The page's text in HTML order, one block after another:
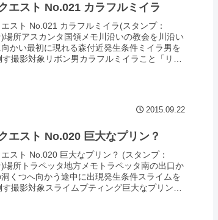
エスト No.021 カラフルミイラ
スト No.021 カラフルミイラ(スタンプ：
所アスカンタ国領メモ川沿いの教会を川沿い
かい最初に現れる森付近発生条件ミイラ男を
撮影対象リボン男カラフルミイラこと「リボ
2015.09.22
エスト No.020 巨大なプリン？
スト No.020 巨大なプリン？ (スタンプ：
所トラペッタ地方メモトラペッタ南の出口か
洞くつへ向かう途中に出現発生条件スライムを
撮影対象スライムプティング巨大なプリンこ